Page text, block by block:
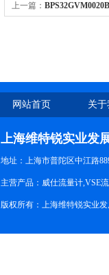
上一篇：
网站首页 关
上海维特锐实业发
地址：上海市普陀区中江路
主营产品：威仕流量计,VSE
版权所有：上海维特锐实业